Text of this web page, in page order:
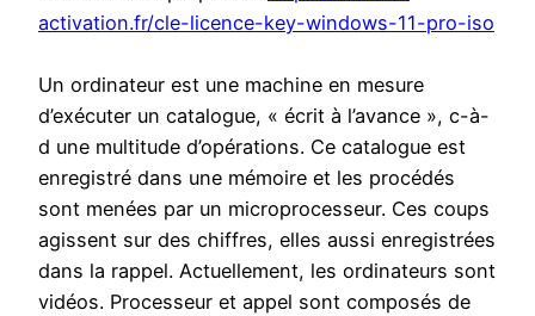
activation.fr/cle-licence-key-windows-11-pro-iso
Un ordinateur est une machine en mesure
d’exécuter un catalogue, « écrit à l’avance », c-à-
d une multitude d’opérations. Ce catalogue est
enregistré dans une mémoire et les procédés
sont menées par un microprocesseur. Ces coups
agissent sur des chiffres, elles aussi enregistrées
dans la rappel. Actuellement, les ordinateurs sont
vidéos. Processeur et appel sont composés de